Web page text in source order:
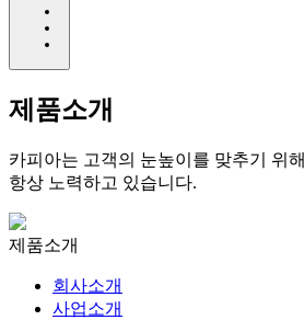
제품소개
카피아는 고객의 눈높이를 맞추기 위해
항상 노력하고 있습니다.
제품소개
회사소개
사업소개